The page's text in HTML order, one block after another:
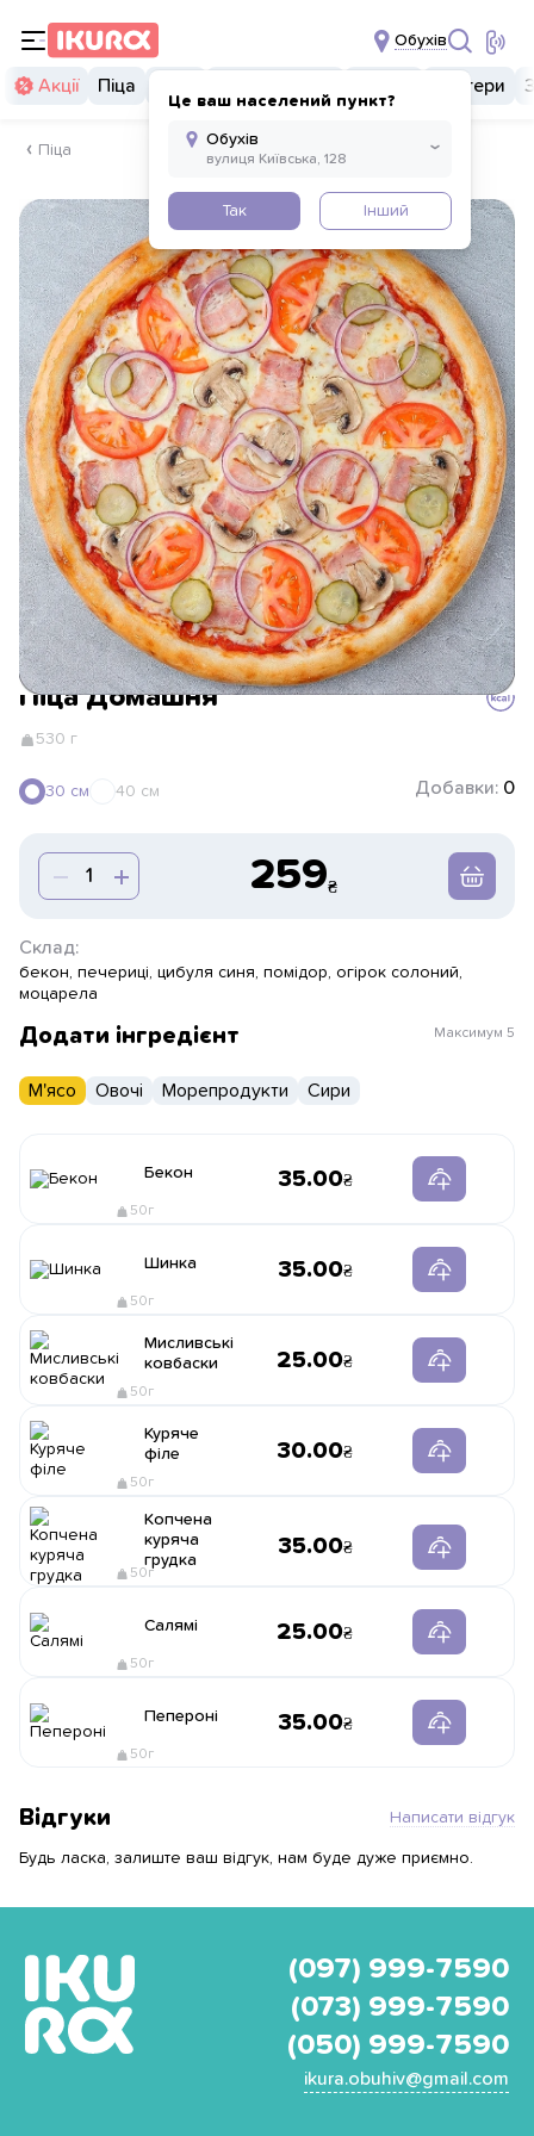
Обухів
Це ваш населений пункт?
Так Інший
Акції Піца Бургери
Піца
Піца Домашня
530 г
30 см 40 см Добавки: 0
259
Склад:
бекон, печериці, цибуля синя, помідор, огірок солоний,
моцарела
Додати інгредієнт Максимум 5
М'ясо Овочі Морепродукти Сири
Бекон
50г
35.00
Шинка
50г
35.00
Мисливські
ковбаски
50г
25.00
Куряче
філе
50г
30.00
Копчена
куряча
грудка
50г
35.00
Салямі
50г
25.00
Пепероні
50г
35.00
Відгуки Написати відгук
Будь ласка, залиште ваш відгук, нам буде дуже приємно.
(097) 999-7590
(073) 999-7590
(050) 999-7590
ikura.obuhiv@gmail.com